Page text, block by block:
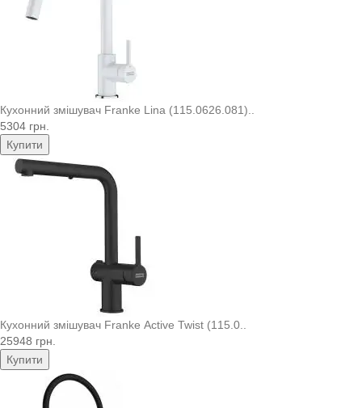
Кухонний змішувач Franke Lina (115.0626.081)..
5304 грн.
Купити
Кухонний змішувач Franke Active Twist (115.0..
25948 грн.
Купити